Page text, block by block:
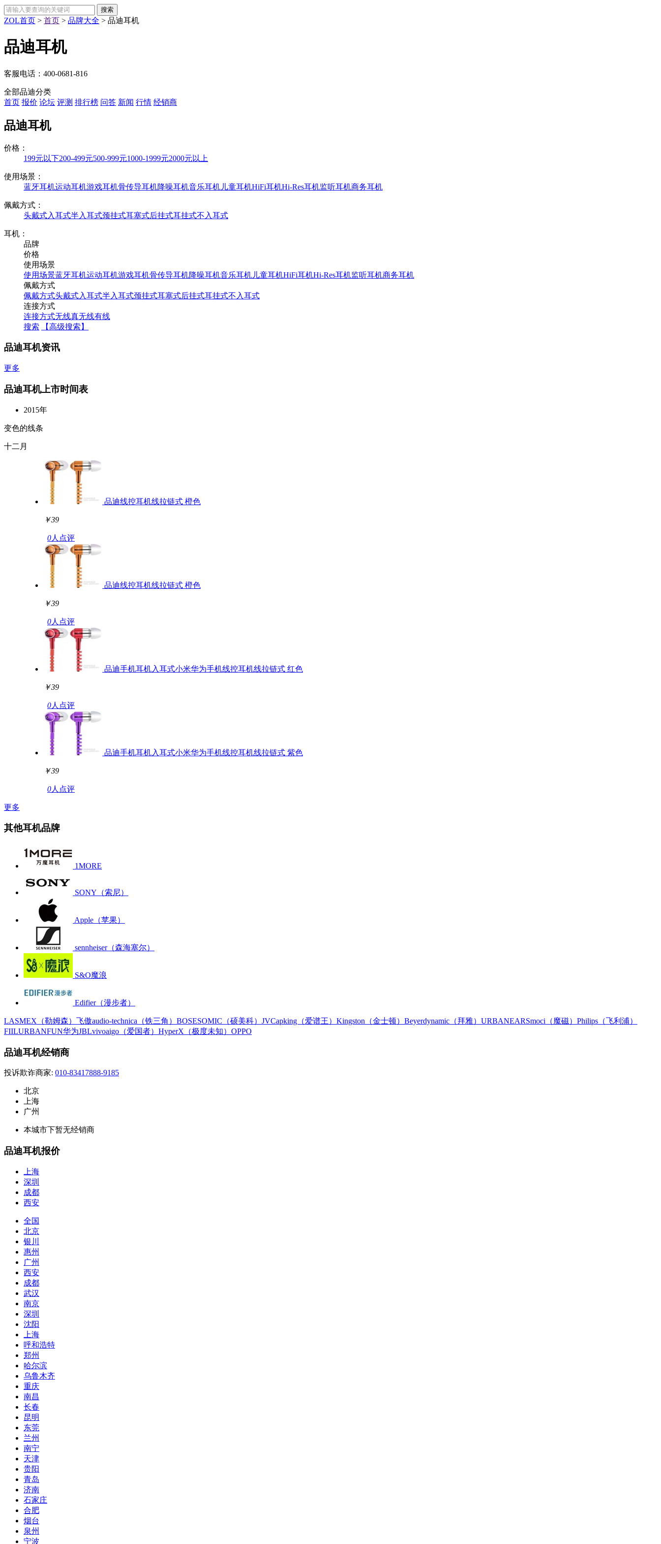
ZOL首页 > 首页 > 品牌大全 > 品迪耳机
品迪耳机
客服电话： 400-0681-816
全部品迪分类
首页 报价 论坛 评测 排行榜 问答 新闻 行情 经销商
品迪耳机
价格：
199元以下200-499元500-999元1000-1999元2000元以上
使用场景：
蓝牙耳机运动耳机游戏耳机骨传导耳机降噪耳机音乐耳机 儿童耳机HiFi耳机Hi-Res耳机监听耳机商务耳机
佩戴方式：
头戴式入耳式半入耳式颈挂式耳塞式后挂式耳挂式不入耳式
耳机：
品牌
价格
使用场景
使用场景蓝牙耳机运动耳机游戏耳机骨传导耳机降噪耳机音乐耳机 儿童耳机HiFi耳机Hi-Res耳机监听耳机商务耳机
佩戴方式
佩戴方式头戴式入耳式半入耳式颈挂式耳塞式后挂式耳挂式不入耳式
连接方式
连接方式无线真无线有线
搜索
【高级搜索】
品迪耳机资讯
更多
品迪耳机上市时间表
2015年
变色的线条
十二月
品迪线控耳机线拉链式 橙色
￥39
0人点评
品迪线控耳机线拉链式 橙色
￥39
0人点评
品迪手机耳机入耳式小米华为手机线控耳机线拉链式 红色
￥39
0人点评
品迪手机耳机入耳式小米华为手机线控耳机线拉链式 紫色
￥39
0人点评
更多
其他耳机品牌
1MORE
SONY（索尼）
Apple（苹果）
sennheiser（森海塞尔）
S&O魔浪
Edifier（漫步者）
LASMEX（勒姆森） 飞傲audio-technica（铁三角） BOSESOMIC（硕美科） JVCapking（爱谱王） Kingston（金士顿） Beyerdynamic（拜雅） URBANEARSmoci（魔磁） Philips（飞利浦）
FIILURBANFUN华为JBLvivoaigo（爱国者） HyperX（极度未知） OPPO
品迪耳机经销商
投诉欺诈商家: 010-83417888-9185
北京
上海
广州
本城市下暂无经销商
品迪耳机报价
上海
深圳
成都
西安
全国
北京
银川
惠州
广州
西安
成都
武汉
南京
深圳
沈阳
上海
呼和浩特
郑州
哈尔滨
乌鲁木齐
重庆
南昌
长春
昆明
东莞
兰州
南宁
天津
贵阳
青岛
济南
石家庄
合肥
烟台
泉州
宁波